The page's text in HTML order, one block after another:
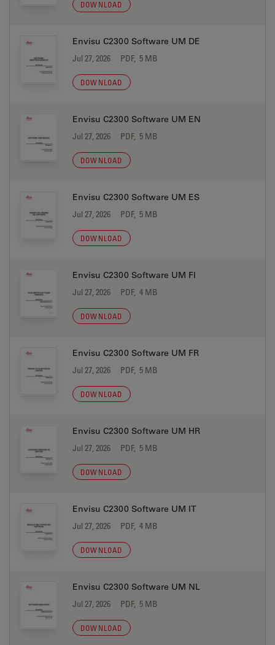
DOWNLOAD
Envisu C2300 Software UM DE
Jul 27, 2026 PDF, 5 MB
DOWNLOAD
Envisu C2300 Software UM EN
Jul 27, 2026 PDF, 5 MB
DOWNLOAD
Envisu C2300 Software UM ES
Jul 27, 2026 PDF, 5 MB
DOWNLOAD
Envisu C2300 Software UM FI
Jul 27, 2026 PDF, 4 MB
DOWNLOAD
Envisu C2300 Software UM FR
Jul 27, 2026 PDF, 5 MB
DOWNLOAD
Envisu C2300 Software UM HR
Jul 27, 2026 PDF, 5 MB
DOWNLOAD
Envisu C2300 Software UM IT
Jul 27, 2026 PDF, 4 MB
DOWNLOAD
Envisu C2300 Software UM NL
Jul 27, 2026 PDF, 5 MB
DOWNLOAD